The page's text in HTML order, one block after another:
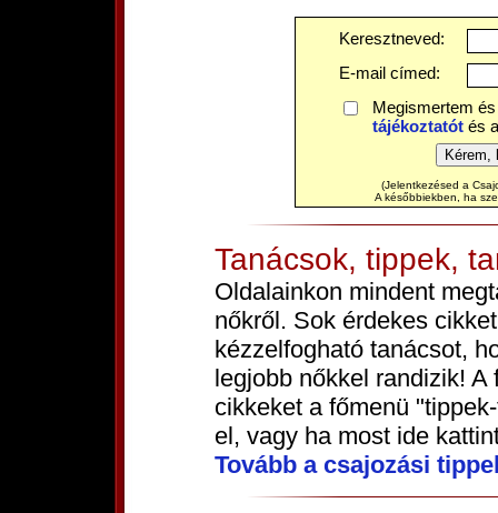
Keresztneved:
E-mail címed:
Megismertem
tájékoztatót és
(Jelentkezésed a
A későbbiekben, ha
Tanácsok, tippek,
Oldalainkon mindent
nőkről. Sok érdekes
kézzelfogható tanácsot,
legjobb nőkkel randizik!
cikkeket a főmenü
el, vagy ha most ide
Tovább a csajozási